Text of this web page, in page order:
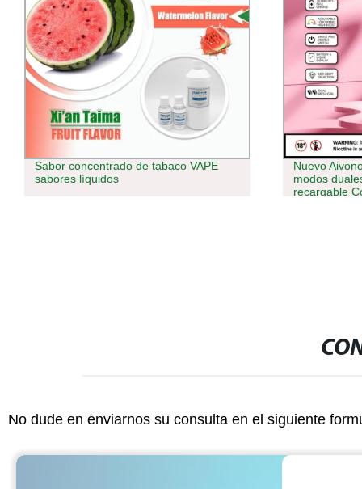
Nuevo Aivono AIM Magic 20000 Puffs
modos duales 0% 2% 3% 5% nicotina
Feather
Outdoor
Espiga
No dude en enviarnos su consulta en el siguiente